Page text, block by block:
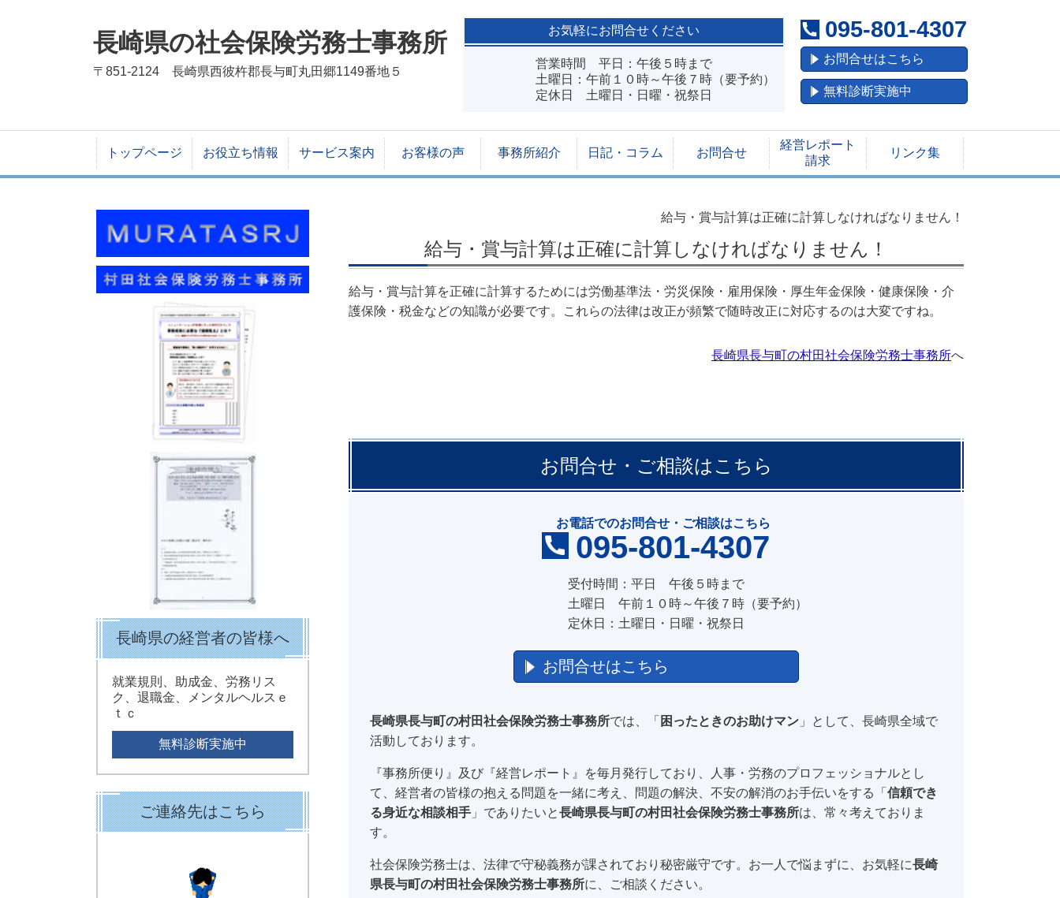
長崎県の社会保険労務士事務所
〒851-2124 長崎県西彼杵郡長与町丸田郷1149番地５
お気軽にお問合せください
営業時間 平日：午後５時まで
土曜日：午前１０時～午後７時（要予約）
定休日 土曜日・日曜・祝祭日
095-801-4307
お問合せはこちら
無料診断実施中
トップページ お役立ち情報 サービス案内 お客様の声 事務所紹介 日記・コラム お問合せ
経営レポート
請求
リンク集
給与・賞与計算は正確に計算しなければなりません！
給与・賞与計算は正確に計算しなければなりません！
給与・賞与計算を正確に計算するためには労働基準法・労災保険・雇用保険・厚生年金保険・健康保険・介
護保険・税金などの知識が必要です。これらの法律は改正が頻繁で随時改正に対応するのは大変ですね。
長崎県長与町の村田社会保険労務士事務所へ
お問合せ・ご相談はこちら
お電話でのお問合せ・ご相談はこちら
095-801-4307
受付時間：平日 午後５時まで
土曜日 午前１０時～午後７時（要予約）
定休日：土曜日・日曜・祝祭日
お問合せはこちら
長崎県長与町の村田社会保険労務士事務所では、「 困ったときのお助けマン 」として、長崎県全域で
活動しております。
『事務所便り』及び『経営レポート』を毎月発行しており、人事・労務のプロフェッショナルとし
て、経営者の皆様の抱える問題を一緒に考え、問題の解決、不安の解消のお手伝いをする「信頼でき
る身近な相談相手 」でありたいと長崎県長与町の村田社会保険労務士事務所は、常々考えておりま
す。
社会保険労務士は、法律で守秘義務が課されており秘密厳守です。お一人で悩まずに、お気軽に長崎
県長与町の村田社会保険労務士事務所に、ご相談ください。
長崎県の経営者の皆様へ
就業規則、助成金、労務リス
ク、退職金、メンタルヘルスｅ
ｔｃ
無料診断実施中
ご連絡先はこちら